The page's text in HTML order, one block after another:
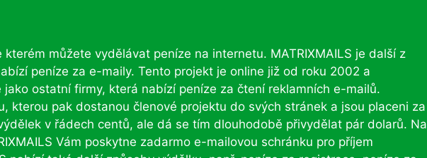
kterém můžete vydělávat peníze na internetu. MATRIXMAILS je další z
peníze za e-maily. Tento projekt je online již od roku 2002 a
ostatní firmy, která nabízí peníze za čtení reklamních e-mailů.
kterou pak dostanou členové projektu do svých stránek a jsou placeni za
v řádech centů, ale dá se tím dlouhodobě přivydělat pár dolarů. Na
Vám poskytne zadarmo e-mailovou schránku pro příjem